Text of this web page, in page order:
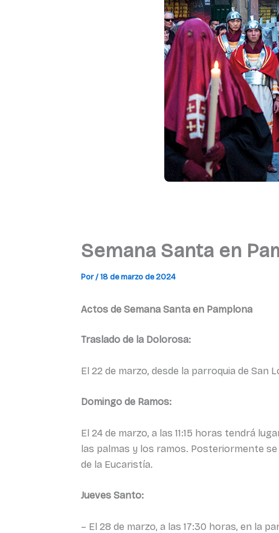
Semana Santa en
Por/18 de marzo de 2024
Actos de Semana Santa en Pamplona
Traslado de la Dolorosa:
El 22 de marzo, desde la parroquia de San
Domingo de Ramos:
El 24 de marzo, a las 11:15 horas tendrá
las palmas y los ramos. Posteriormente
de la Eucaristía.
Jueves Santo:
– El 28 de marzo, a las 17:30 horas, en la